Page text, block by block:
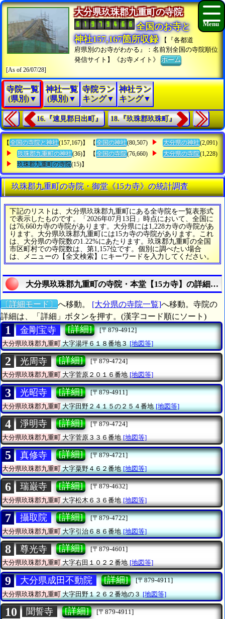
大分県玖珠郡九重町の寺院
全国のお寺と
神社157,167箇所収録
【『各都道
府県別のお寺がわかる』：名前別全国の寺院順位
発信サイト】《お寺メイト》ホーム
[As of 26/07/28]
寺院一覧
(県別)▼
神社一覧
(県別)▼
寺院ラン
キング▼
神社ラン
キング▼
16.『速見郡日出町』 18.『玖珠郡玖珠町』
【 全国の寺院と神社(157,167)】 【 全国の神社(80,507) 大分県の神社(2,091)
玖珠郡九重町の神社(36)】 【 全国の寺院(76,660) 大分県の寺院(1,228)
玖珠郡九重町の寺院(15)】
玖珠郡九重町の寺院・御堂《15カ寺》の統計調査
下記のリストは、大分県玖珠郡九重町にある全寺院を一覧表形式
で表示したものです。「2026年07月13日」時点において、全国に
は76,660カ寺の寺院があります。大分県には1,228カ寺の寺院があ
ります。大分県玖珠郡九重町には15カ寺の寺院があります。これ
は、大分県の寺院数の1.22%にあたります。玖珠郡九重町の全国
市区町村での寺院数は、第1,157位です。個別に調べたい場合
は、メニューの【全文検索】にキーワードを入力してください。
大分県玖珠郡九重町の寺院・本堂【15カ寺】の詳細リ
〔詳細モード〕 へ移動。 [大分県の寺院一覧]へ移動。寺院の
詳細は、「詳細」ボタンを押す。(漢字コード順にソート)
1 金剛宝寺 [詳細]
[〒879-4912]
大分県玖珠郡九重町大字湯坪６１８番地３ [地図等]
2 光周寺 [詳細]
[〒879-4724]
大分県玖珠郡九重町大字菅原２０１６番地 [地図等]
3 光昭寺 [詳細]
[〒879-4911]
大分県玖珠郡九重町大字田野２４１５の２５４番地 [地図等]
4 淨明寺 [詳細]
[〒879-4724]
大分県玖珠郡九重町 大字菅原３３６番地 [地図等]
5 真修寺 [詳細]
[〒879-4721]
大分県玖珠郡九重町大字粟野４６２番地 [地図等]
6 瑞巌寺 [詳細]
[〒879-4632]
大分県玖珠郡九重町 大字松木６３６番地 [地図等]
7 攝取院 [詳細]
[〒879-4722]
大分県玖珠郡九重町大字引治６８６番地 [地図等]
8 尊光寺 [詳細]
[〒879-4601]
大分県玖珠郡九重町大字右田１０２２番地 [地図等]
9 大分県成田不動院 [詳細]
[〒879-4911]
大分県玖珠郡九重町大字田野１２６２番地の３ [地図等]
10 聞誓寺 [詳細]
[〒879-4911]